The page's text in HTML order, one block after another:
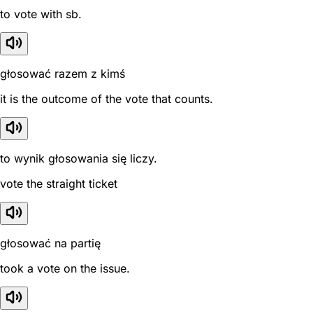
to vote with sb.
głosować razem z kimś
it is the outcome of the vote that counts.
to wynik głosowania się liczy.
vote the straight ticket
głosować na partię
took a vote on the issue.